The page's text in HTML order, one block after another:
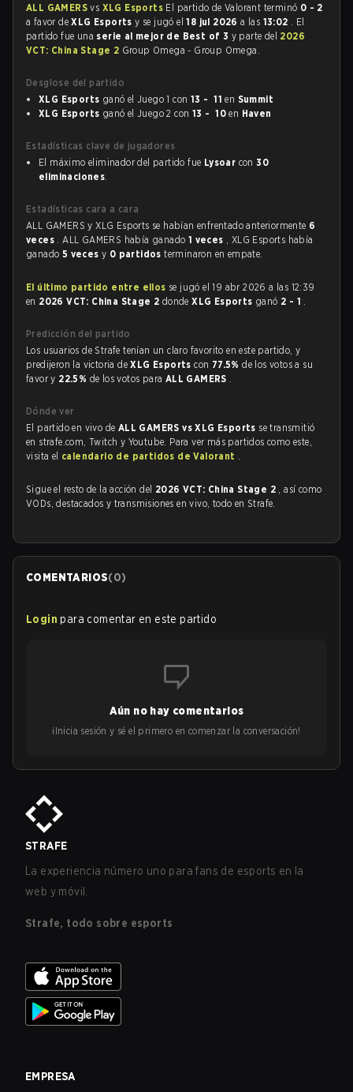
ALL GAMERSvs XLG Esports El partido de Valorant terminó 0 - 2
a favor deXLG Esportsy se jugó el18 jul 2026a las 13:02 . El
partido fue una serie al mejor de Best of 3 y parte del 2026
VCT: China Stage 2 Group Omega - Group Omega.
Desglose del partido
XLG Esports ganó el Juego 1 con 13 - 11 en Summit
XLG Esports ganó el Juego 2 con 13 - 10 en Haven
Estadísticas clave de jugadores
El máximo eliminador del partido fue Lysoar con30
eliminaciones.
Estadísticas cara a cara
ALL GAMERS y XLG Esports se habían enfrentado anteriormente 6
veces . ALL GAMERS había ganado 1 veces , XLG Esports había
ganado 5 vecesy 0 partidosterminaron en empate.
El último partido entre ellos se jugó el 19 abr 2026 a las 12:39
en 2026 VCT: China Stage 2 dondeXLG Esports ganó 2 - 1 .
Predicción del partido
Los usuarios de Strafe tenían un claro favorito en este partido, y
predijeron la victoria deXLG Esportscon 77.5%de los votos a su
favor y 22.5% de los votos para ALL GAMERS .
Dónde ver
El partido en vivo de ALL GAMERS vs XLG Esports se transmitió
en strafe.com, Twitch y Youtube. Para ver más partidos como este,
visita el calendario de partidos de Valorant .
Sigue el resto de la acción del 2026 VCT: China Stage 2 , así como
VODs, destacados y transmisiones en vivo, todo en Strafe.
COMENTARIOS(0)
Login para comentar en este partido
Aún no hay comentarios
¡Inicia sesión y sé el primero en comenzar la conversación!
STRAFE
La experiencia número uno para fans de esports en la
web y móvil.
Strafe, todo sobre esports
EMPRESA